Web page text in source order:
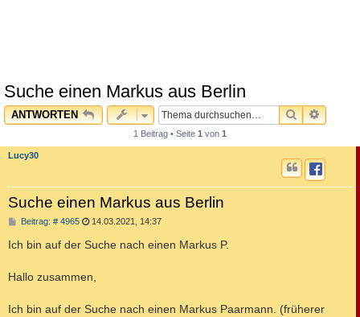
Suche einen Markus aus Berlin
ANTWORTEN SUCHE
1 Beitrag • Seite 1 von 1
Lucy30
Suche einen Markus aus Berlin
Beitrag: # 4965B
i
t
g
14.03.2021, 14:37
Ich bin auf der Suche nach einen Markus P.
Hallo zusammen,
Ich bin auf der Suche nach einen Markus Paarmann. (früherer